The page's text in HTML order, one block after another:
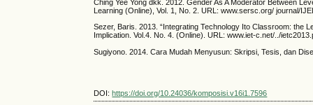
Ching Yee Yong dkk. 2012. Gender As A Moderator Between
Learning (Online), Vol. 1, No. 2. URL: www.sersc.org/ journal/
Sezer, Baris. 2013. “Integrating Technology Ito Classroom: the
Implication. Vol.4. No. 4. (Online). URL: www.iet-c.net/../
Sugiyono. 2014. Cara Mudah Menyusun: Skripsi, Tesis, dan
DOI:https://doi.org/10.24036/komposisi.v16i1.7596